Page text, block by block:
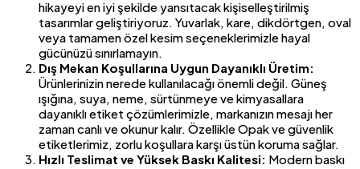
hikayeyi en iyi şekilde yansıtacak kişiselleştirilmiş
tasarımlar geliştiriyoruz. Yuvarlak, kare, dikdörtgen, oval
veya tamamen özel kesim seçeneklerimizle hayal
gücünüzü sınırlamayın.
Dış Mekan Koşullarına Uygun Dayanıklı Üretim:
Ürünlerinizin nerede kullanılacağı önemli değil. Güneş
ışığına, suya, neme, sürtünmeye ve kimyasallara
dayanıklı etiket çözümlerimizle, markanızın mesajı her
zaman canlı ve okunur kalır. Özellikle Opak ve güvenlik
etiketlerimiz, zorlu koşullara karşı üstün koruma sağlar.
Hızlı Teslimat ve Yüksek Baskı Kalitesi: Modern baskı